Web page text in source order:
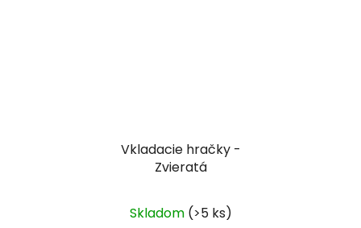
Vkladacie hračky -
Zvieratá
Skladom (>5 ks)